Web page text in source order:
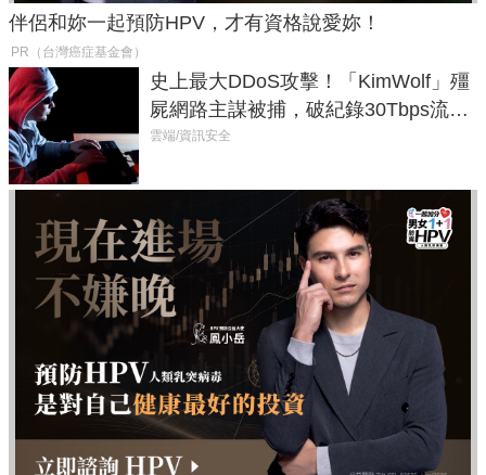
伴侶和妳一起預防HPV，才有資格說愛妳！
PR（台灣癌症基金會）
史上最大DDoS攻擊！「KimWolf」殭
屍網路主謀被捕，破紀錄30Tbps流量
癱瘓全球！
雲端/資訊安全